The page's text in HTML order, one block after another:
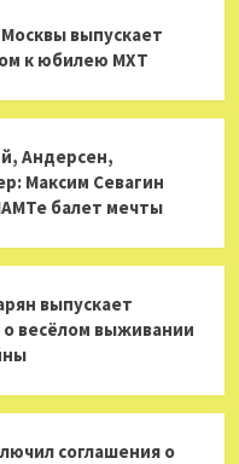
Москвы выпускает
к юбилею МХТ
Андерсен,
Максим Севагин
балет мечты
выпускает
о весёлом выживании
соглашения о